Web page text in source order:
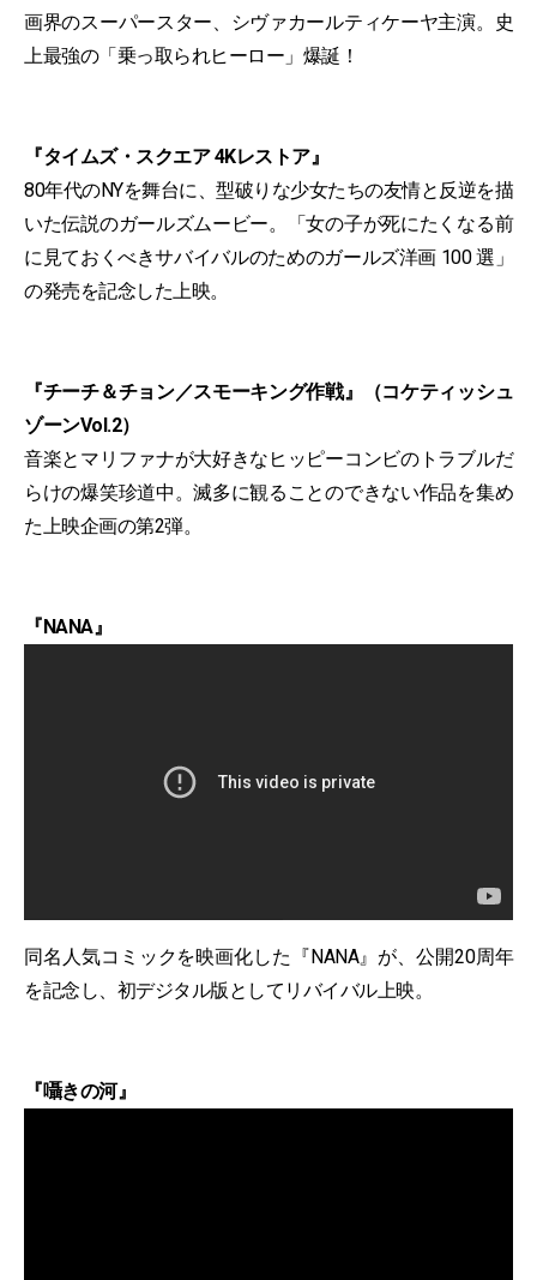
画界のスーパースター、シヴァカールティケーヤ主演。史
上最強の「乗っ取られヒーロー」爆誕！
『タイムズ・スクエア 4Kレストア』
80年代のNYを舞台に、型破りな少女たちの友情と反逆を描
いた伝説のガールズムービー。「女の子が死にたくなる前
に見ておくべきサバイバルのためのガールズ洋画 100 選」
の発売を記念した上映。
『チーチ＆チョン／スモーキング作戦』（コケティッシュ
ゾーンVol.2）
音楽とマリファナが大好きなヒッピーコンビのトラブルだ
らけの爆笑珍道中。滅多に観ることのできない作品を集め
た上映企画の第2弾。
『NANA』
同名人気コミックを映画化した『NANA』が、公開20周年
を記念し、初デジタル版としてリバイバル上映。
『囁きの河』